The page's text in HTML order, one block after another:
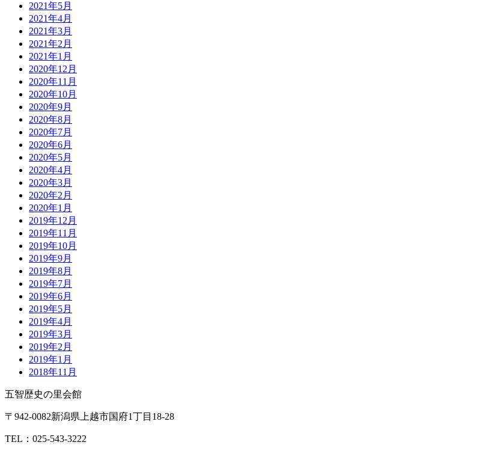
2021年5月
2021年4月
2021年3月
2021年2月
2021年1月
2020年12月
2020年11月
2020年10月
2020年9月
2020年8月
2020年7月
2020年6月
2020年5月
2020年4月
2020年3月
2020年2月
2020年1月
2019年12月
2019年11月
2019年10月
2019年9月
2019年8月
2019年7月
2019年6月
2019年5月
2019年4月
2019年3月
2019年2月
2019年1月
2018年11月
五智歴史の里会館
〒942-0082新潟県上越市国府1丁目18-28
TEL：025-543-3222